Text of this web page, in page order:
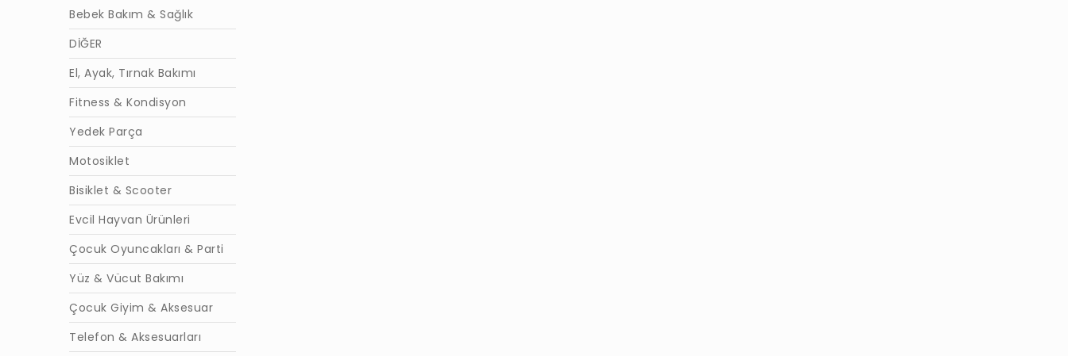
Bebek Bakım & Sağlık
DİĞER
El, Ayak, Tırnak Bakımı
Fitness & Kondisyon
Yedek Parça
Motosiklet
Bisiklet & Scooter
Evcil Hayvan Ürünleri
Çocuk Oyuncakları & Parti
Yüz & Vücut Bakımı
Çocuk Giyim & Aksesuar
Telefon & Aksesuarları